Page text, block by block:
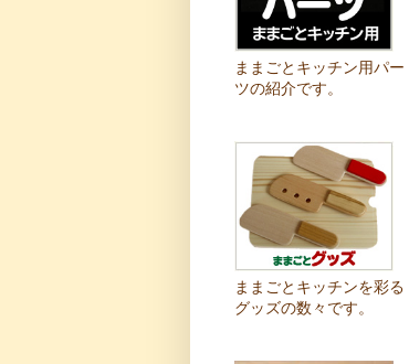
ままごとキッチン用パー
ツの紹介です。
ままごとキッチンを彩る
グッズの数々です。